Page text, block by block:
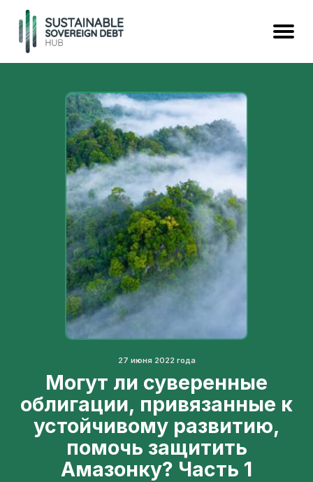
27 июня 2022 года
Могут ли суверенные
облигации, привязанные к
устойчивому развитию,
помочь защитить
Амазонку? Часть 1